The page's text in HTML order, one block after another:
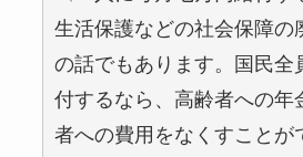
生活保護などの社会保障の
の話でもあります。国民全
付するなら、高齢者への年
者への費用をなくすことが